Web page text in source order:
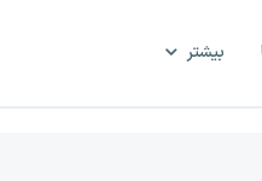
بیشتر